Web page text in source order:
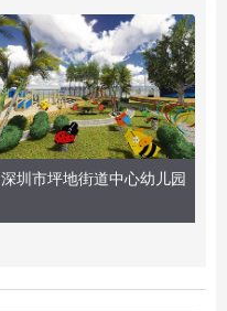
深圳市坪地街道中心幼儿园